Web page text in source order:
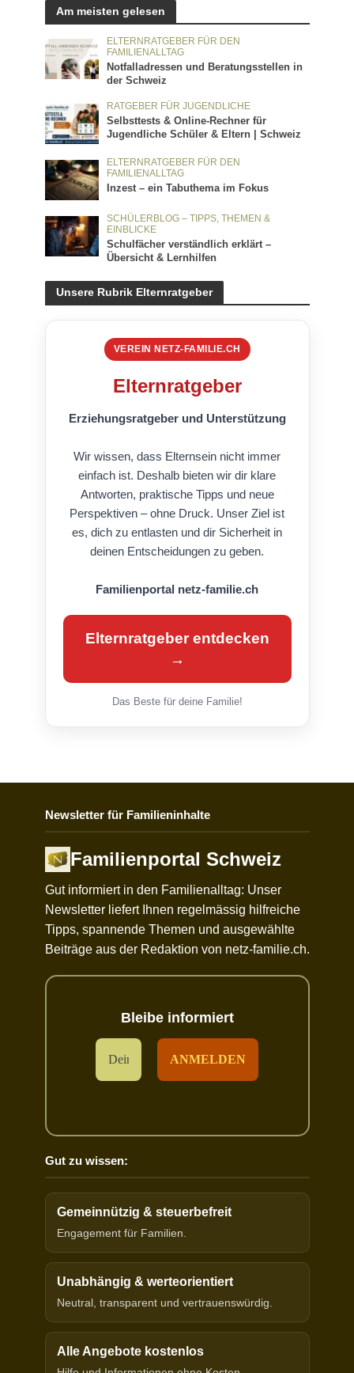
Am meisten gelesen
ELTERNRATGEBER FÜR DEN
FAMILIENALLTAG
Notfalladressen und Beratungsstellen in
der Schweiz
RATGEBER FÜR JUGENDLICHE
Selbsttests & Online-Rechner für
Jugendliche Schüler & Eltern | Schweiz
ELTERNRATGEBER FÜR DEN
FAMILIENALLTAG
Inzest – ein Tabuthema im Fokus
SCHÜLERBLOG – TIPPS, THEMEN &
EINBLICKE
Schulfächer verständlich erklärt –
Übersicht & Lernhilfen
Unsere Rubrik Elternratgeber
VEREIN NETZ-FAMILIE.CH
Elternratgeber
Erziehungsratgeber und Unterstützung
Wir wissen, dass Elternsein nicht immer
einfach ist. Deshalb bieten wir dir klare
Antworten, praktische Tipps und neue
Perspektiven – ohne Druck. Unser Ziel ist
es, dich zu entlasten und dir Sicherheit in
deinen Entscheidungen zu geben.
Familienportal netz-familie.ch
Elternratgeber entdecken
→
Das Beste für deine Familie!
Newsletter für Familieninhalte
Familienportal Schweiz
Gut informiert in den Familienalltag: Unser
Newsletter liefert Ihnen regelmässig hilfreiche
Tipps, spannende Themen und ausgewählte
Beiträge aus der Redaktion von netz-familie.ch.
Bleibe informiert
Gut zu wissen:
Gemeinnützig & steuerbefreit
Engagement für Familien.
Unabhängig & werteorientiert
Neutral, transparent und vertrauenswürdig.
Alle Angebote kostenlos